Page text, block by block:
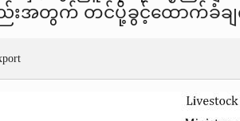
ည်းအတွက် တင်ပို့ခွင့်ထောက်ခံချ